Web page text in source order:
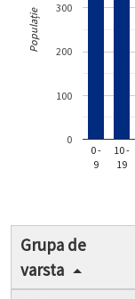
0 -
9
10 -
19
0
100
200
300
Populație
Grupa de
varsta